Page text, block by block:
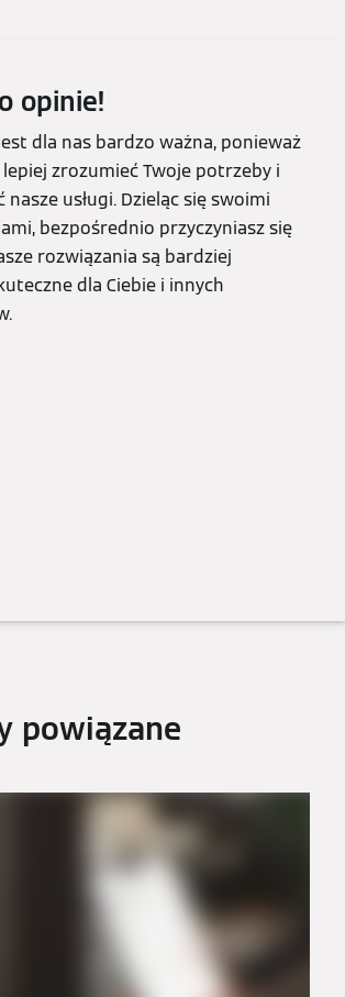
opinie!
dla nas bardzo ważna, ponieważ
zrozumieć Twoje potrzeby i
nasze usługi. Dzieląc się swoimi
bezpośrednio przyczyniasz się
rozwiązania są bardziej
dla Ciebie i innych
powiązane